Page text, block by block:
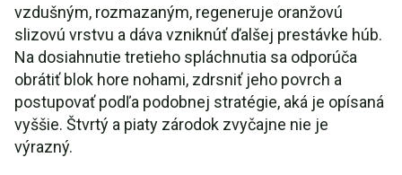
vzdušným, rozmazaným, regeneruje oranžovú
slizovú vrstvu a dáva vzniknúť ďalšej prestávke húb.
Na dosiahnutie tretieho spláchnutia sa odporúča
obrátiť blok hore nohami, zdrsniť jeho povrch a
postupovať podľa podobnej stratégie, aká je opísaná
vyššie. Štvrtý a piaty zárodok zvyčajne nie je
výrazný.